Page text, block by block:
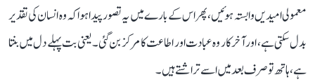
معمولی امیدیں وابستہ ہوئیں، پھر اس کے بارے میں یہ تصور پیدا ہوا کہ وہ انسان کی تقدیر
بدل سکتی ہے، اور آخرکار وہ عبادت اور اطاعت کا مرکز بن گئی۔ یعنی بت پہلے دل میں بنتا
ہے، ہاتھ تو صرف بعد میں اسے تراشتے ہیں۔